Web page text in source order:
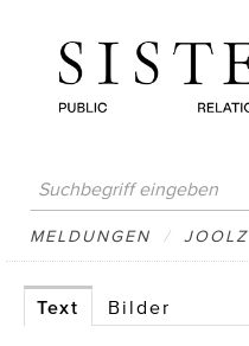
MELDUNGEN
AUSTRIAN PRESS DAY
ATELIER FĒ.
MELDUNGEN / JOOLZ
Text Bilder